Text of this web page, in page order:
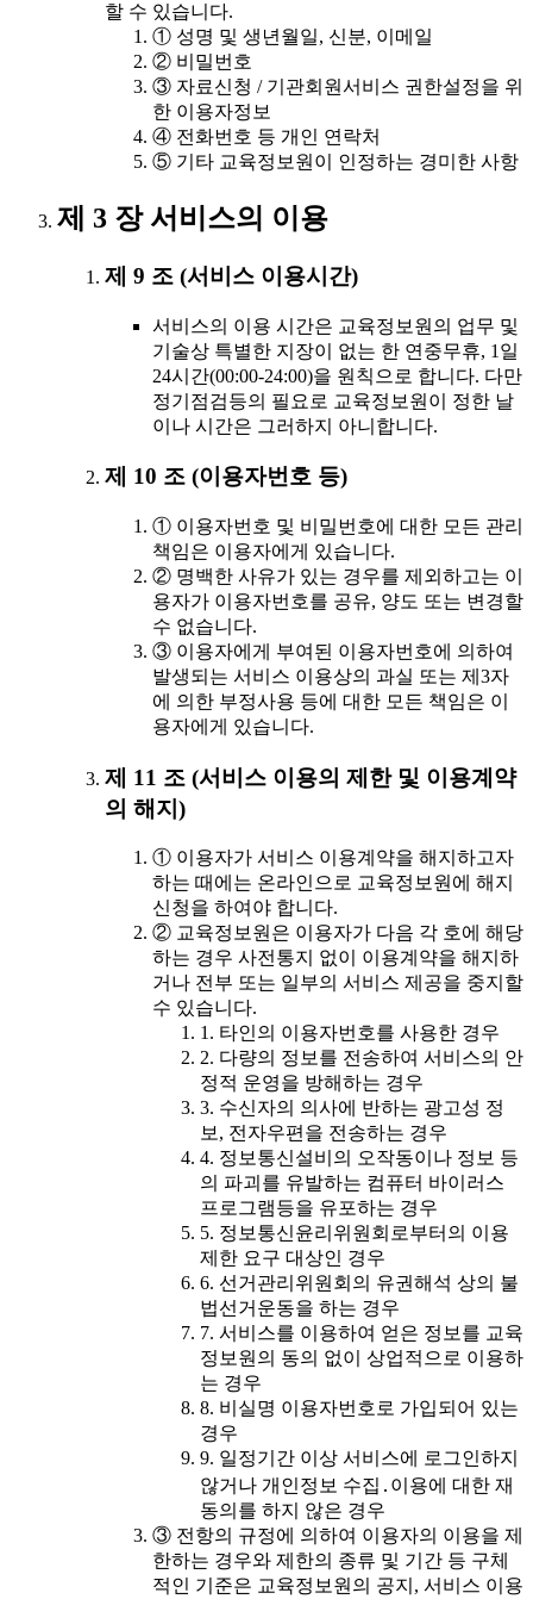
할 수 있습니다.
① 성명 및 생년월일, 신분, 이메일
② 비밀번호
③ 자료신청 / 기관회원서비스 권한설정을 위
한 이용자정보
④ 전화번호 등 개인 연락처
⑤ 기타 교육정보원이 인정하는 경미한 사항
제 3 장 서비스의 이용
제 9 조 (서비스 이용시간)
서비스의 이용 시간은 교육정보원의 업무 및
기술상 특별한 지장이 없는 한 연중무휴, 1일
24시간(00:00-24:00)을 원칙으로 합니다. 다만
정기점검등의 필요로 교육정보원이 정한 날
이나 시간은 그러하지 아니합니다.
제 10 조 (이용자번호 등)
① 이용자번호 및 비밀번호에 대한 모든 관리
책임은 이용자에게 있습니다.
② 명백한 사유가 있는 경우를 제외하고는 이
용자가 이용자번호를 공유, 양도 또는 변경할
수 없습니다.
③ 이용자에게 부여된 이용자번호에 의하여
발생되는 서비스 이용상의 과실 또는 제3자
에 의한 부정사용 등에 대한 모든 책임은 이
용자에게 있습니다.
제 11 조 (서비스 이용의 제한 및 이용계약
의 해지)
① 이용자가 서비스 이용계약을 해지하고자
하는 때에는 온라인으로 교육정보원에 해지
신청을 하여야 합니다.
② 교육정보원은 이용자가 다음 각 호에 해당
하는 경우 사전통지 없이 이용계약을 해지하
거나 전부 또는 일부의 서비스 제공을 중지할
수 있습니다.
1. 타인의 이용자번호를 사용한 경우
2. 다량의 정보를 전송하여 서비스의 안
정적 운영을 방해하는 경우
3. 수신자의 의사에 반하는 광고성 정
보, 전자우편을 전송하는 경우
4. 정보통신설비의 오작동이나 정보 등
의 파괴를 유발하는 컴퓨터 바이러스
프로그램등을 유포하는 경우
5. 정보통신윤리위원회로부터의 이용
제한 요구 대상인 경우
6. 선거관리위원회의 유권해석 상의 불
법선거운동을 하는 경우
7. 서비스를 이용하여 얻은 정보를 교육
정보원의 동의 없이 상업적으로 이용하
는 경우
8. 비실명 이용자번호로 가입되어 있는
경우
9. 일정기간 이상 서비스에 로그인하지
않거나 개인정보 수집․이용에 대한 재
동의를 하지 않은 경우
③ 전항의 규정에 의하여 이용자의 이용을 제
한하는 경우와 제한의 종류 및 기간 등 구체
적인 기준은 교육정보원의 공지, 서비스 이용